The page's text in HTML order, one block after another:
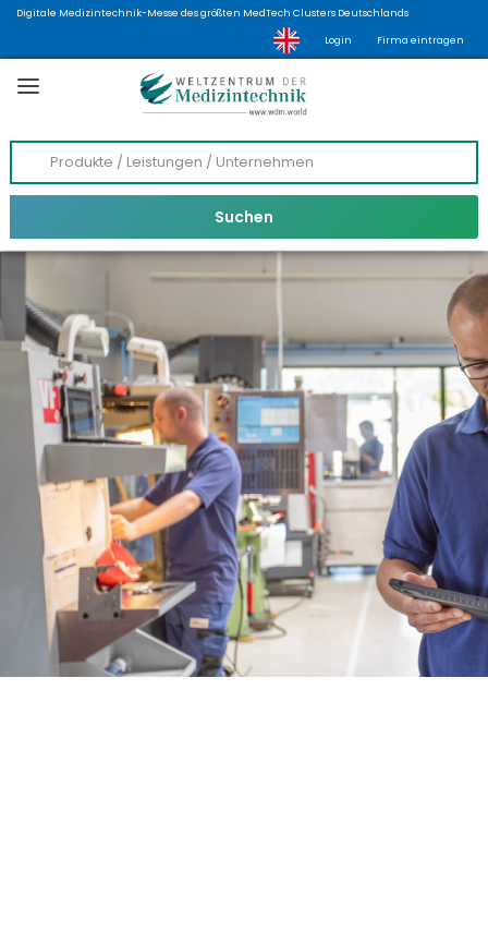
Digitale Medizintechnik-Messe des größten MedTech Clusters Deutschlands
Login Firma eintragen